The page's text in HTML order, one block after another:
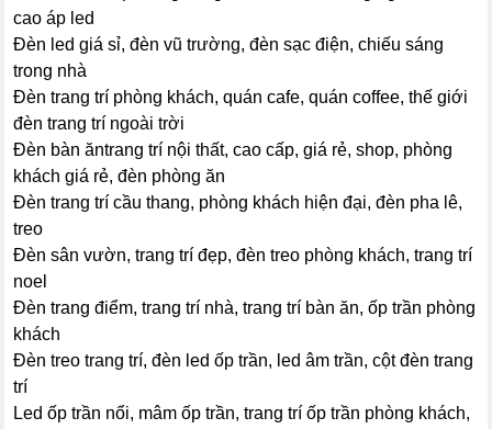
cao áp led
Đèn led giá sỉ, đèn vũ trường, đèn sạc điện, chiếu sáng
trong nhà
Đèn trang trí phòng khách, quán cafe, quán coffee, thế giới
đèn trang trí ngoài trời
Đèn bàn ăntrang trí nội thất, cao cấp, giá rẻ, shop, phòng
khách giá rẻ, đèn phòng ăn
Đèn trang trí cầu thang, phòng khách hiện đại, đèn pha lê,
treo
Đèn sân vườn, trang trí đẹp, đèn treo phòng khách, trang trí
noel
Đèn trang điểm, trang trí nhà, trang trí bàn ăn, ốp trần phòng
khách
Đèn treo trang trí, đèn led ốp trần, led âm trần, cột đèn trang
trí
Led ốp trần nổi, mâm ốp trần, trang trí ốp trần phòng khách,